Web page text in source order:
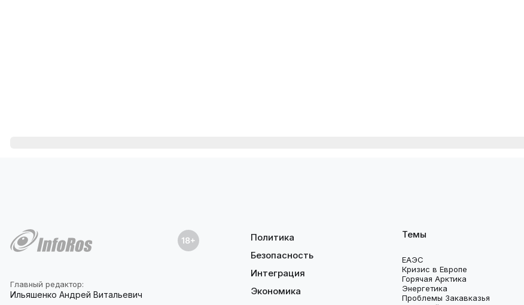
Главный редактор:
Ильяшенко Андрей Витальевич
Политика
Безопасность
Интеграция
Экономика
Темы
ЕАЭС
Кризис в Европе
Горячая Арктика
Энергетика
Проблемы Закавказья